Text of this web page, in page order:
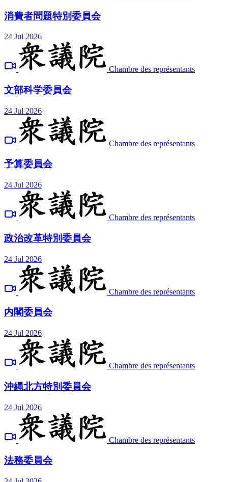
消費者問題特別委員会
24 Jul 2026
Chambre des représentants
文部科学委員会
24 Jul 2026
Chambre des représentants
予算委員会
24 Jul 2026
Chambre des représentants
政治改革特別委員会
24 Jul 2026
Chambre des représentants
内閣委員会
24 Jul 2026
Chambre des représentants
沖縄北方特別委員会
24 Jul 2026
Chambre des représentants
法務委員会